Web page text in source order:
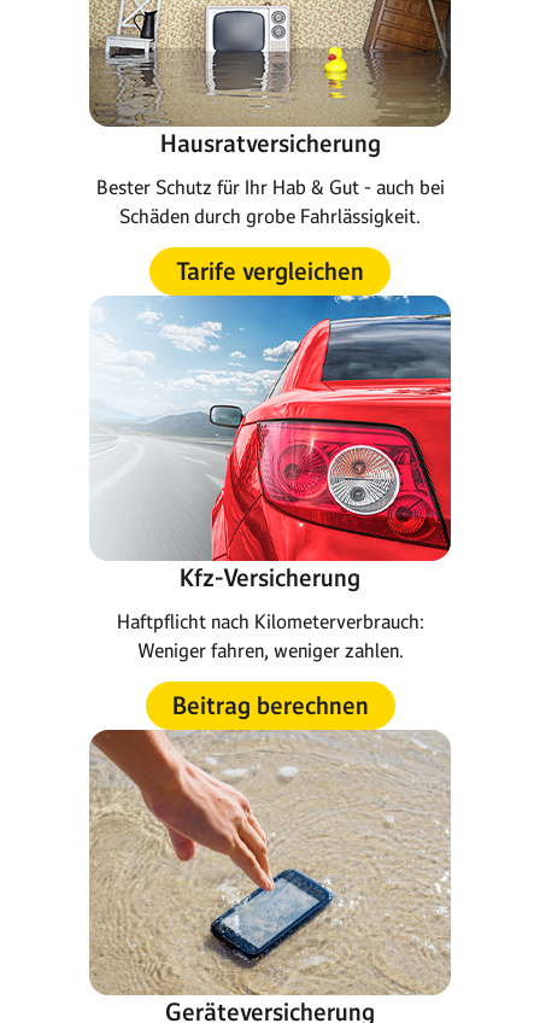
Hausratversicherung
Bester Schutz für Ihr Hab & Gut - auch bei
Schäden durch grobe Fahrlässigkeit.
Tarife vergleichen
Kfz-Versicherung
Haftpflicht nach Kilometerverbrauch:
Weniger fahren, weniger zahlen.
Beitrag berechnen
Geräteversicherung